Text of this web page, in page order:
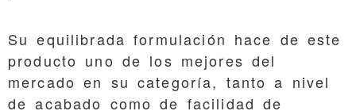
Su equilibrada formulación hace de este
producto uno de los mejores del
mercado en su categoría, tanto a nivel
de acabado como de facilidad de